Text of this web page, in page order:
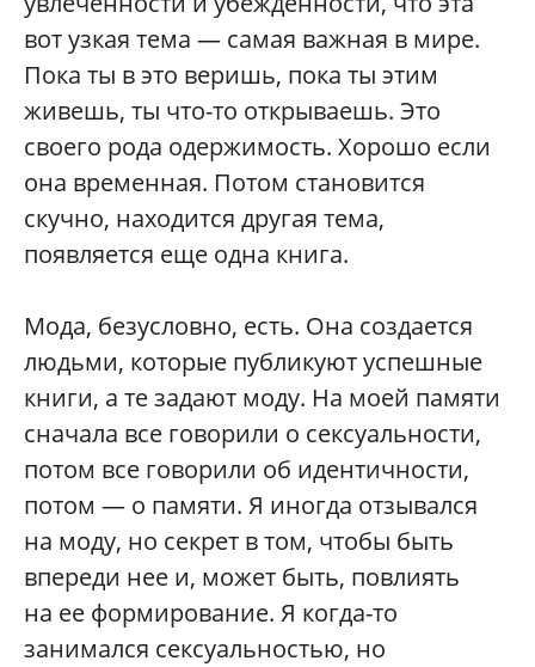
вот узкая тема — самая важная в мире.
Пока ты в это веришь, пока ты этим
живешь, ты что-то открываешь. Это
своего рода одержимость. Хорошо если
она временная. Потом становится
скучно, находится другая тема,
появляется еще одна книга.
Мода, безусловно, есть. Она создается
людьми, которые публикуют успешные
книги, а те задают моду. На моей памяти
сначала все говорили о сексуальности,
потом все говорили об идентичности,
потом — о памяти. Я иногда отзывался
на моду, но секрет в том, чтобы быть
впереди нее и, может быть, повлиять
на ее формирование. Я когда-то
занимался сексуальностью, но